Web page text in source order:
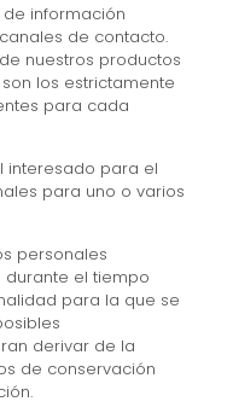
de información
de contacto.
nuestros productos
los estrictamente
para cada
interesado para el
para uno o varios
personales
el tiempo
para la que se
derivar de la
de conservación